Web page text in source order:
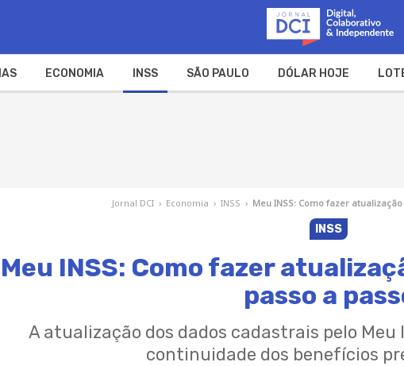
ECONOMIA INSS SÃO PAULO DÓLAR HOJE
Jornal DCI › Economia › INSS › Meu INSS: Como fazer
INSS
Meu INSS: Como fazer
passo a
A atualização dos dados cadastrais pelo Meu
continuidade dos benefícios